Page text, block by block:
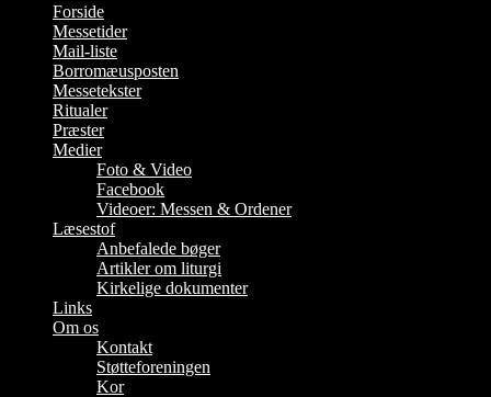
Forside
Messetider
Mail-liste
Borromæusposten
Messetekster
Ritualer
Præster
Medier
Foto & Video
Facebook
Videoer: Messen & Ordener
Læsestof
Anbefalede bøger
Artikler om liturgi
Kirkelige dokumenter
Links
Om os
Kontakt
Støtteforeningen
Kor